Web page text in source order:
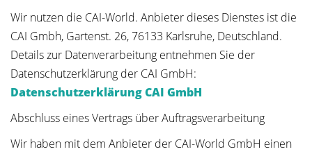
Wir nutzen die CAI-World. Anbieter dieses Dienstes ist die
CAI Gmbh, Gartenst. 26, 76133 Karlsruhe, Deutschland.
Details zur Datenverarbeitung entnehmen Sie der
Datenschutzerklärung der CAI GmbH:
Datenschutzerklärung CAI GmbH
Abschluss eines Vertrags über Auftragsverarbeitung
Wir haben mit dem Anbieter der CAI-World GmbH einen